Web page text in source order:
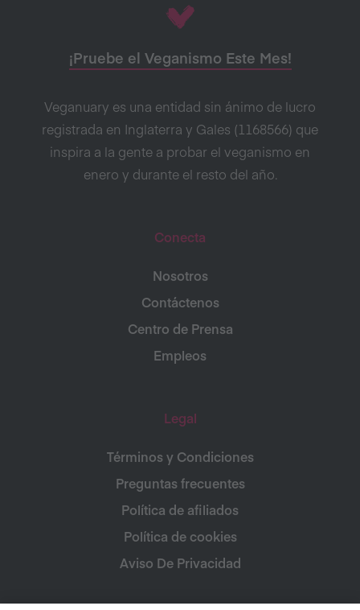
¡Pruebe el Veganismo Este Mes!
Veganuary es una entidad sin ánimo de lucro
registrada en Inglaterra y Gales (1168566) que
inspira a la gente a probar el veganismo en
enero y durante el resto del año.
Conecta
Nosotros
Contáctenos
Centro de Prensa
Empleos
Legal
Términos y Condiciones
Preguntas frecuentes
Política de afiliados
Política de cookies
Aviso De Privacidad